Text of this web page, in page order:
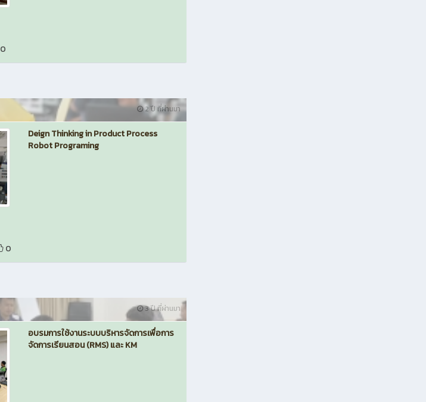
0
2 ปี ที่ผ่านมา
Deign Thinking in Product Process
Robot Programing
0
3 ปี ที่ผ่านมา
อบรมการใช้งานระบบบริหารจัดการเพื่อการ
จัดการเรียนสอน (RMS) และ KM